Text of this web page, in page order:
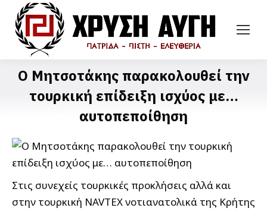
Ο Μητσοτάκης παρακολουθεί την
τουρκική επίδειξη ισχύος με…
αυτοπεποίθηση
Στις συνεχείς τουρκικές προκλήσεις αλλά και
στην τουρκική NAVTEX νοτιανατολικά της Κρήτης